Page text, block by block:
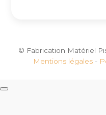
© Fabrication Matériel
Mentions légales -